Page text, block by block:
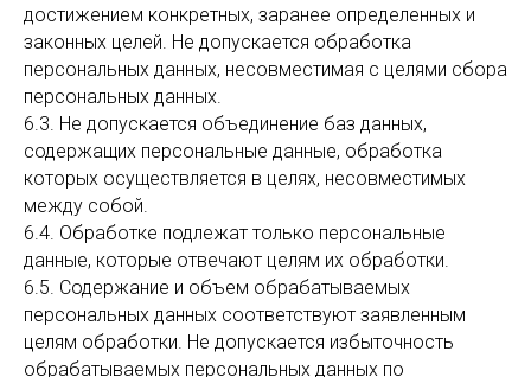
достижением конкретных, заранее определенных и
законных целей. Не допускается обработка
персональных данных, несовместимая с целями сбора
персональных данных.
6.3. Не допускается объединение баз данных,
содержащих персональные данные, обработка
которых осуществляется в целях, несовместимых
между собой.
6.4. Обработке подлежат только персональные
данные, которые отвечают целям их обработки.
6.5. Содержание и объем обрабатываемых
персональных данных соответствуют заявленным
целям обработки. Не допускается избыточность
обрабатываемых персональных данных по